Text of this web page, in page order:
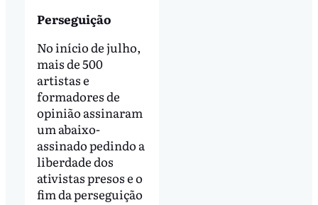
Perseguição
No início de julho,
mais de 500
artistas e
formadores de
opinião assinaram
um abaixo-
assinado pedindo a
liberdade dos
ativistas presos e o
fim da perseguição